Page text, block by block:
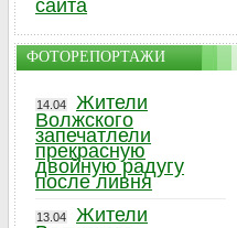
сайта
ФОТОРЕПОРТАЖИ
14.04
Жители
Волжского
запечатлели
прекрасную
двойную радугу
после ливня
13.04
Жители